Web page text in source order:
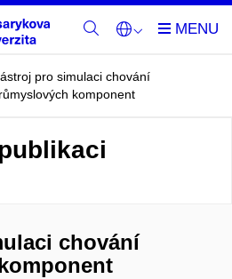
pro simulaci chování
komponent
chování